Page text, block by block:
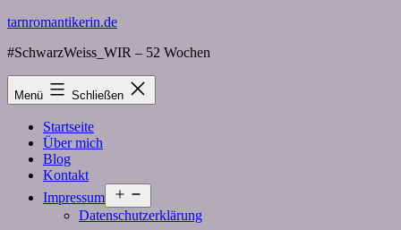
Zum
springen
tarnromantikerin.de
#SchwarzWeiss_WIR – 52 Wochen
Menü Schließen
Startseite
Über mich
Blog
Kontakt
Impressum
öffnen
Datenschutzerklärung